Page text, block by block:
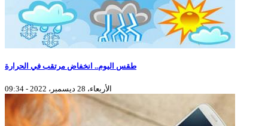
طقس اليوم.. انخفاض مرتقب في الحرارة
الأربعاء، 28 ديسمبر، 2022 - 09:34